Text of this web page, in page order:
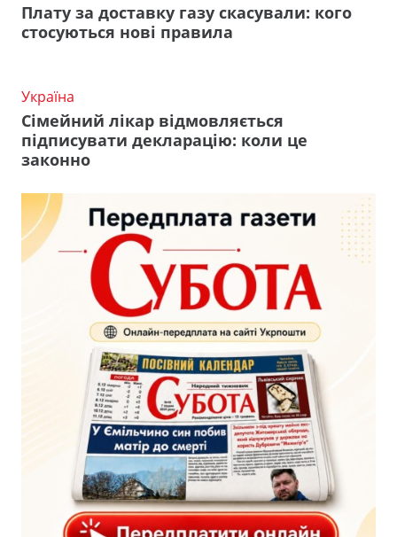
Плату за доставку газу скасували: кого
стосуються нові правила
Україна
Сімейний лікар відмовляється
підписувати декларацію: коли це
законно